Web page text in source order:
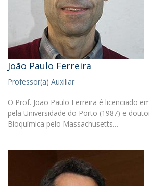
João Paulo Ferreira
Professor(a) Auxiliar
O Prof. João Paulo Ferreira é licenciado
pela Universidade do Porto (1987) e
Bioquímica pelo Massachusetts…